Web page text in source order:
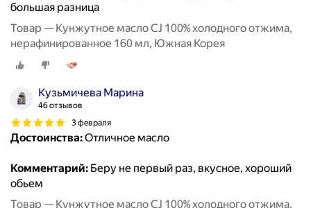
большая разница
Товар — Кунжутное масло CJ 100% холодного отжима,
нерафинированное 160 мл, Южная Корея
Кузьмичева Марина
46 отзывов
3 февраля
Достоинства:Отличное масло
Комментарий: Беру не первый раз, вкусное, хороший
обьем
Товар — Кунжутное масло CJ 100% холодного отжима,